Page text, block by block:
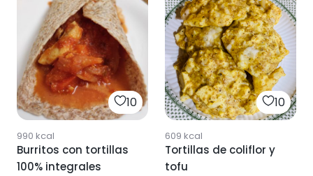
10
990 kcal
Burritos con tortillas
100% integrales
10
609 kcal
Tortillas de coliflor y
tofu